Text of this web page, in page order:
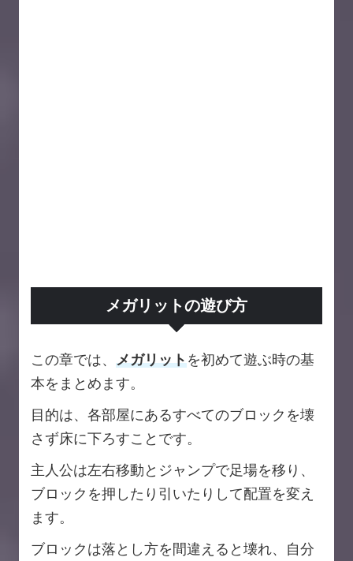
メガリットの遊び方
この章では、 メガリットを初めて遊ぶ時の基
本をまとめます。
目的は、各部屋にあるすべてのブロックを壊
さず床に下ろすことです。
主人公は左右移動とジャンプで足場を移り、
ブロックを押したり引いたりして配置を変え
ます。
ブロックは落とし方を間違えると壊れ、自分